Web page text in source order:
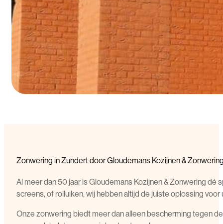
Zonwering in Zundert door Gloudemans Kozijnen &
Al meer dan 50 jaar is Gloudemans Kozijnen & Zonwering
screens, of rolluiken, wij hebben altijd de juiste oplossing voor
Onze zonwering biedt meer dan alleen bescherming tegen